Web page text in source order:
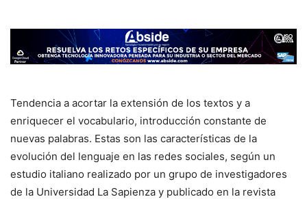
Tendencia a acortar la extensión de los textos y a
enriquecer el vocabulario, introducción constante de
nuevas palabras. Estas son las características de la
evolución del lenguaje en las redes sociales, según un
estudio italiano realizado por un grupo de investigadores
de la Universidad La Sapienza y publicado en la revista